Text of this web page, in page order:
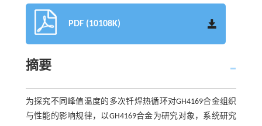
PDF (10108K)
摘要
为探究不同峰值温度的多次钎焊热循环对GH4169合金组织
与性能的影响规律，以GH4169合金为研究对象，系统研究